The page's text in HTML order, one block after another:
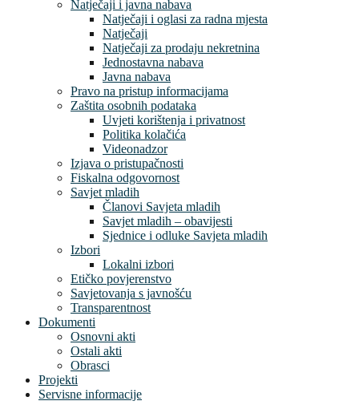
Natječaji i javna nabava
Natječaji i oglasi za radna mjesta
Natječaji
Natječaji za prodaju nekretnina
Jednostavna nabava
Javna nabava
Pravo na pristup informacijama
Zaštita osobnih podataka
Uvjeti korištenja i privatnost
Politika kolačića
Videonadzor
Izjava o pristupačnosti
Fiskalna odgovornost
Savjet mladih
Članovi Savjeta mladih
Savjet mladih – obavijesti
Sjednice i odluke Savjeta mladih
Izbori
Lokalni izbori
Etičko povjerenstvo
Savjetovanja s javnošću
Transparentnost
Dokumenti
Osnovni akti
Ostali akti
Obrasci
Projekti
Servisne informacije